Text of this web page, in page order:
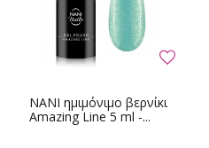
NANI ημιμόνιμο βερνίκι
Amazing Line 5 ml -...